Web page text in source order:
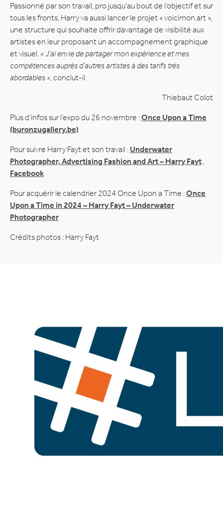
Passionné par son travail, pro jusqu’au bout de l’objectif et sur
tous les fronts, Harry va aussi lancer le projet « voicimon.art »,
une structure qui souhaite offrir davantage de visibilité aux
artistes en leur proposant un accompagnement graphique
et visuel. « J’ai envie de partager mon expérience et mes
compétences auprès d’autres artistes à des tarifs très
abordables » , conclut-il.
Thiebaut Colot
Plus d’infos sur l’expo du 26 novembre :Once Upon a Time
(buronzugallery.be)
Pour suivre Harry Fayt et son travail : Underwater
Photographer, Advertising Fashion and Art – Harry Fayt
Facebook
Pour acquérir le calendrier 2024 Once Upon a Time :Once
Upon a Time in 2024 – Harry Fayt – Underwater
Photographer
Crédits photos : Harry Fayt